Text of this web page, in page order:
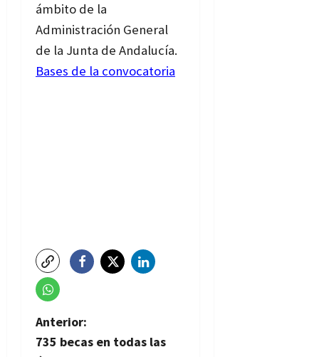
ámbito de la
Administración General
de la Junta de Andalucía.
Bases de la convocatoria
N
Anterior:
735 becas en todas las